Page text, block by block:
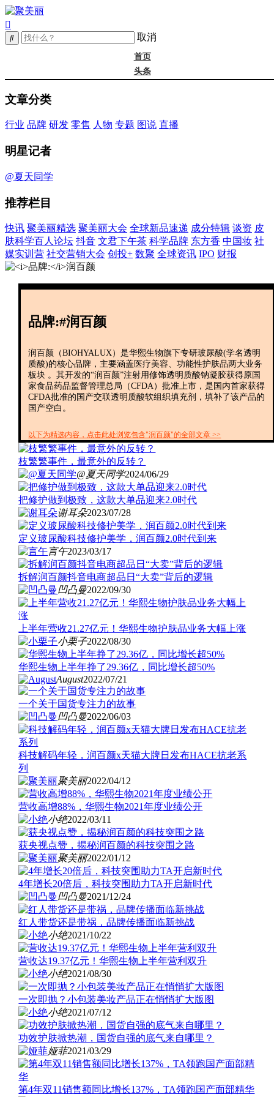
取消
首页
头条
成分
中国妆
实训营
数聚
文章分类
行业 品牌 研发 零售 人物 专题 图说 直播
明星记者
@夏天同学
推荐栏目
快讯 聚美丽精选 聚美丽大会 全球新品速递 成分特辑 谈资 皮
肤科学百人论坛 抖音 文君下午茶 科学品牌 东方香 中国妆 社
媒实训营 社交营销大会 创投+ 数聚 全球资讯 IPO 财报
品牌:#润百颜
润百颜（BIOHYALUX）是华熙生物旗下专研玻尿酸(学名透明
质酸)的核心品牌，主要涵盖医疗美容、功能性护肤品两大业务
板块 。其开发的“润百颜”注射用修饰透明质酸钠凝胶获得原国
家食品药品监督管理总局（CFDA）批准上市，是国内首家获得
CFDA批准的国产交联透明质酸软组织填充剂，填补了该产品的
国产空白。
以下为精选内容，点击此处浏览包含"润百颜"的全部文章 >>
枝繁繁事件，最意外的反转？
@夏天同学2024/06/29
把修护做到极致，这款大单品迎来2.0时代
谢耳朵2023/07/28
定义玻尿酸科技修护美学，润百颜2.0时代到来
言午2023/03/17
拆解润百颜抖音电商超品日“大卖”背后的逻辑
凹凸曼2022/09/30
上半年营收21.27亿元！华熙生物护肤品业务大幅上涨
小栗子2022/08/30
华熙生物上半年挣了29.36亿，同比增长超50%
August2022/07/21
一个关于国货专注力的故事
凹凸曼2022/06/03
科技解码年轻，润百颜x天猫大牌日发布HACE抗老系
列
聚美丽2022/04/12
营收高增88%，华熙生物2021年度业绩公开
小绝2022/03/11
获央视点赞，揭秘润百颜的科技突围之路
聚美丽2022/01/12
4年增长20倍后，科技突围助力TA开启新时代
凹凸曼2021/12/24
红人带货还是带祸，品牌传播面临新挑战
小绝2021/10/22
营收达19.37亿元！华熙生物上半年营利双升
小绝2021/08/30
一次即抛？小包装美妆产品正在悄悄扩大版图
小绝2021/07/12
功效护肤掀热潮，国货自强的底气来自哪里？
娅菲2021/03/29
第4年双11销售额同比增长137%，TA领跑国产面部精华